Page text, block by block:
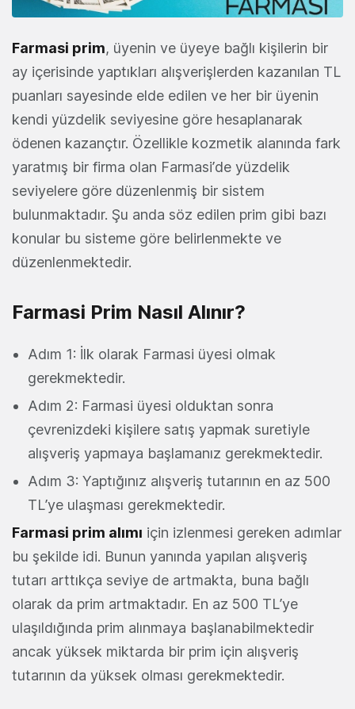
Farmasi prim, üyenin ve üyeye bağlı kişilerin bir
ay içerisinde yaptıkları alışverişlerden kazanılan TL
puanları sayesinde elde edilen ve her bir üyenin
kendi yüzdelik seviyesine göre hesaplanarak
ödenen kazançtır. Özellikle kozmetik alanında fark
yaratmış bir firma olan Farmasi’de yüzdelik
seviyelere göre düzenlenmiş bir sistem
bulunmaktadır. Şu anda söz edilen prim gibi bazı
konular bu sisteme göre belirlenmekte ve
düzenlenmektedir.
Farmasi Prim Nasıl Alınır?
Adım 1: İlk olarak Farmasi üyesi olmak
gerekmektedir.
Adım 2: Farmasi üyesi olduktan sonra
çevrenizdeki kişilere satış yapmak suretiyle
alışveriş yapmaya başlamanız gerekmektedir.
Adım 3: Yaptığınız alışveriş tutarının en az 500
TL’ye ulaşması gerekmektedir.
Farmasi prim alımı için izlenmesi gereken adımlar
bu şekilde idi. Bunun yanında yapılan alışveriş
tutarı arttıkça seviye de artmakta, buna bağlı
olarak da prim artmaktadır. En az 500 TL’ye
ulaşıldığında prim alınmaya başlanabilmektedir
ancak yüksek miktarda bir prim için alışveriş
tutarının da yüksek olması gerekmektedir.